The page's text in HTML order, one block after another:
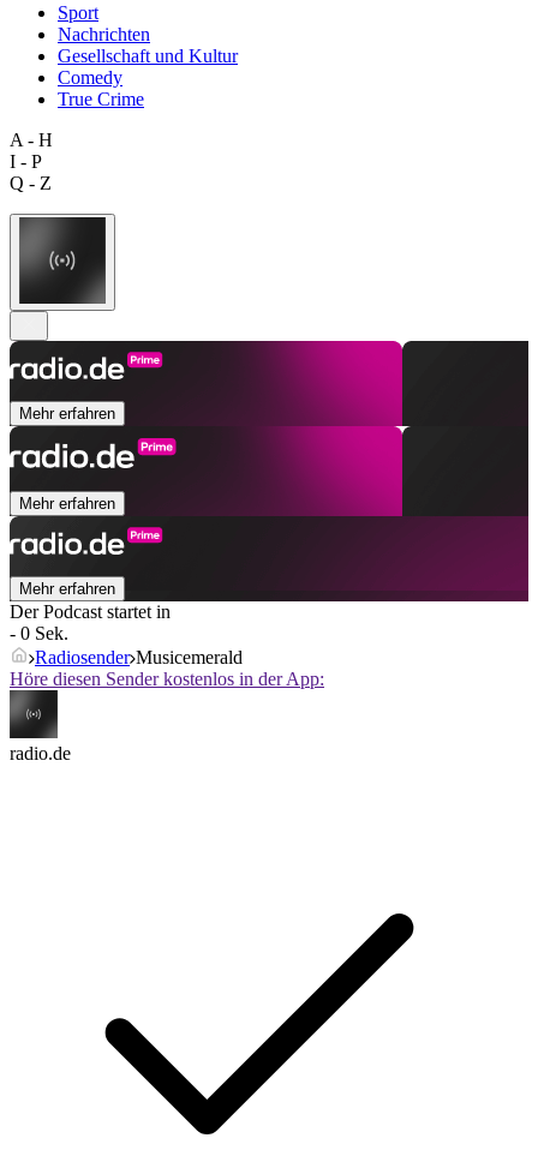
Sport
Nachrichten
Gesellschaft und Kultur
Comedy
True Crime
A - H
I - P
Q - Z
Mehr erfahren
Mehr erfahren
Mehr erfahren
Der Podcast startet in
- 0 Sek.
Radiosender Musicemerald
Höre diesen Sender kostenlos in der App:
radio.de